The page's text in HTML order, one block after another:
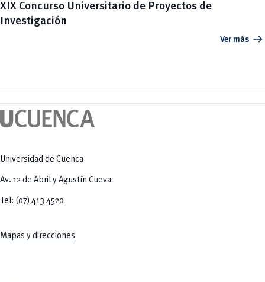
XIX Concurso Universitario de Proyectos de
Investigación
Ver más arrow_right_alt
Universidad de Cuenca
Av. 12 de Abril y Agustín Cueva
Tel: (07) 413 4520
Mapas y direcciones